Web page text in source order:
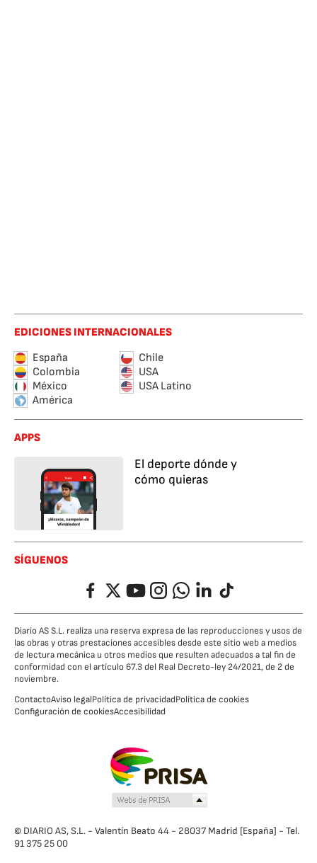
EDICIONES INTERNACIONALES
España
Chile
Colombia
USA
México
USA Latino
América
APPS
El deporte dónde y
cómo quieras
SÍGUENOS
FacebookTwitterYouTubeInstagramWhatsappLinkedIn
TikTok
Diario AS S.L. realiza una reserva expresa de las reproducciones y usos de
las obras y otras prestaciones accesibles desde este sitio web a medios
de lectura mecánica u otros medios que resulten adecuados a tal fin de
conformidad con el artículo 67.3 del Real Decreto-ley 24/2021, de 2 de
noviembre.
ContactoAviso legalPolítica de privacidadPolítica de cookies
Configuración de cookiesAccesibilidad
© DIARIO AS, S.L. - Valentín Beato 44 - 28037 Madrid [España] - Tel.
91 375 25 00